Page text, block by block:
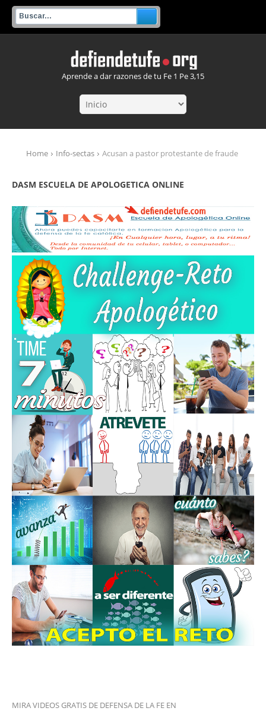
Aprende a dar razones de tu Fe 1 Pe 3,15
Home Info-sectas Acusan a pastor protestante de fraude
DASM ESCUELA DE APOLOGETICA ONLINE
MIRA VIDEOS GRATIS DE DEFENSA DE LA FE EN